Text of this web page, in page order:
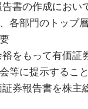
書の作成におい
各部門のトップ
をもって有価証
等に提示するこ
券報告書を株主